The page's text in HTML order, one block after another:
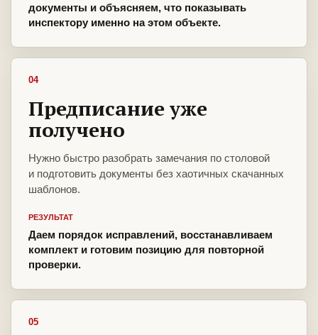
документы и объясняем, что показывать
инспектору именно на этом объекте.
04
Предписание уже
получено
Нужно быстро разобрать замечания по столовой
и подготовить документы без хаотичных скачанных
шаблонов.
РЕЗУЛЬТАТ
Даем порядок исправлений, восстанавливаем
комплект и готовим позицию для повторной
проверки.
05